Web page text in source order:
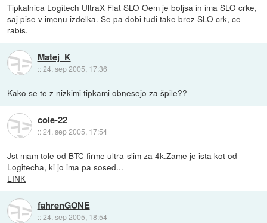
Tipkalnica Logitech UltraX Flat SLO Oem je boljsa in ima SLO crke,
saj pise v imenu izdelka. Se pa dobi tudi take brez SLO crk, ce
rabis.
Matej_K
::24. sep 2005, 17:36
Kako se te z nizkimi tipkami obnesejo za špile??
cole-22
::24. sep 2005, 17:54
Jst mam tole od BTC firme ultra-slim za 4k.Zame je ista kot od
Logitecha, ki jo ima pa sosed...
LINK
fahrenGONE
::24. sep 2005, 18:54